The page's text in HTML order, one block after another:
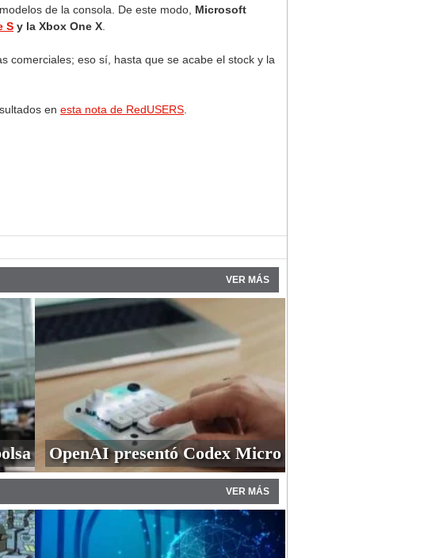
de la consola. De este modo, Microsoft
S y la Xbox One X
comerciales; eso sí, hasta que se acabe el stock y la
en esta nota de RedUSERS
VER MÁS
OpenAI presentó Codex Micro
VER MÁS